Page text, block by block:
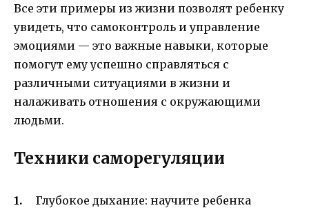
Все эти примеры из жизни позволят ребенку
увидеть, что самоконтроль и управление
эмоциями — это важные навыки, которые
помогут ему успешно справляться с
различными ситуациями в жизни и
налаживать отношения с окружающими
людьми.
Техники саморегуляции
Глубокое дыхание: научите ребенка